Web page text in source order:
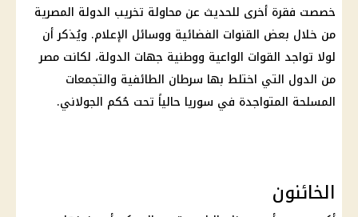
خصصت فقرة أخرى للحديث عن محاولة تخريب الدولة المصرية
من خلال بعض القنوات الفضائية ووسائل الإعلام. ويُذكر أن
لولا تواجد القوات الواعية ووطنية جهات الدولة، لكانت مصر
من الدول التي اختلط بها سرطان الطائفية والتجمعات
المسلحة المتواجدة في سوريا حالياً تحت حُكم الجولاني.
الخائنون